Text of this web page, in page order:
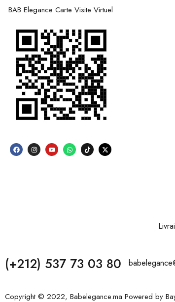
BAB Elegance Carte Visite Virtuel
(+212) 537 73 03 80
Copyright © 2022, Babelegance.ma Powered by